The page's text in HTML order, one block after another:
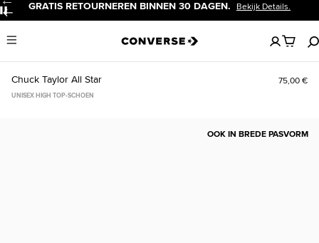
PauzerenGRATIS RETOURNEREN BINNEN 30 DAGEN. Bekijk Details.
Menu
Geen
artikelen
in
Chuck Taylor All Star 75,00 €
UNISEX HIGH TOP-SCHOEN
OOK IN BREDE PASVORM